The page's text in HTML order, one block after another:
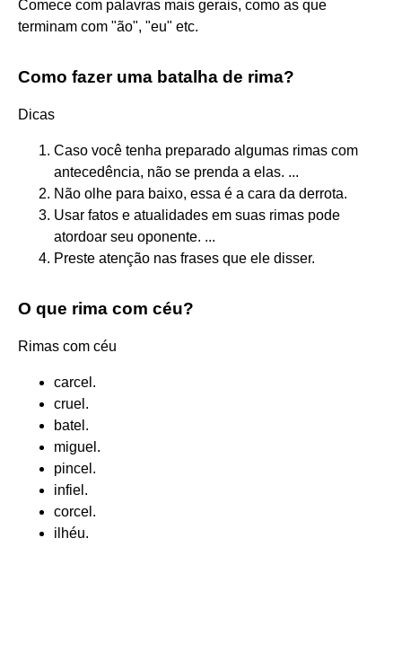
Comece com palavras mais gerais, como as que
terminam com "ão", "eu" etc.
Como fazer uma batalha de rima?
Dicas
Caso você tenha preparado algumas rimas com
antecedência, não se prenda a elas. ...
Não olhe para baixo, essa é a cara da derrota.
Usar fatos e atualidades em suas rimas pode
atordoar seu oponente. ...
Preste atenção nas frases que ele disser.
O que rima com céu?
Rimas com céu
carcel.
cruel.
batel.
miguel.
pincel.
infiel.
corcel.
ilhéu.